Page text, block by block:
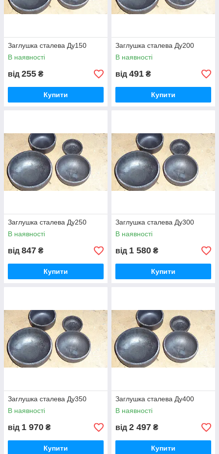
Заглушка сталева Ду150
В наявності
від 255 ₴
Купити
Заглушка сталева Ду200
В наявності
від 491 ₴
Купити
Заглушка сталева Ду250
В наявності
від 847 ₴
Купити
Заглушка сталева Ду300
В наявності
від 1 580 ₴
Купити
Заглушка сталева Ду350
В наявності
від 1 970 ₴
Купити
Заглушка сталева Ду400
В наявності
від 2 497 ₴
Купити